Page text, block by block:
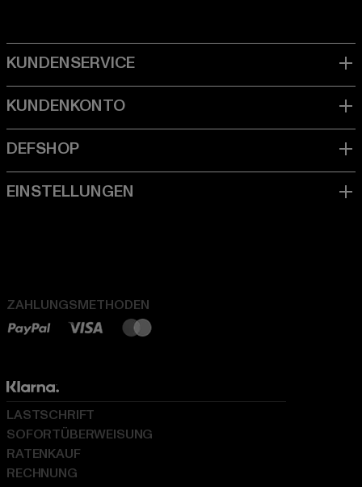
ZAHLUNGSMETHODEN
LASTSCHRIFT
SOFORTÜBERWEISUNG
RATENKAUF
RECHNUNG